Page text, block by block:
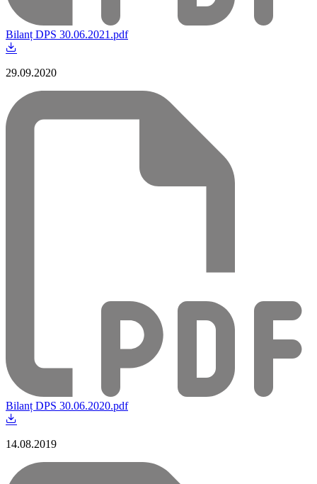
Bilanț DPS 30.06.2021.pdf
29.09.2020
Bilanț DPS 30.06.2020.pdf
14.08.2019